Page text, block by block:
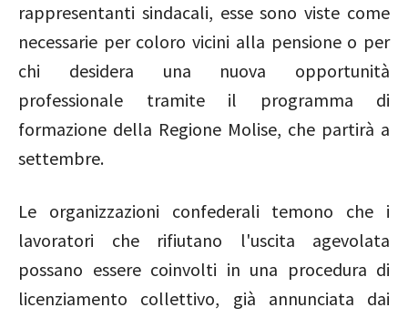
rappresentanti sindacali, esse sono viste come
necessarie per coloro vicini alla pensione o per
chi desidera una nuova opportunità
professionale tramite il programma di
formazione della Regione Molise, che partirà a
settembre.
Le organizzazioni confederali temono che i
lavoratori che rifiutano l'uscita agevolata
possano essere coinvolti in una procedura di
licenziamento collettivo, già annunciata dai